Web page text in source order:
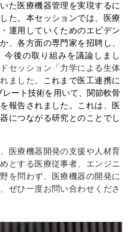
た医療機器管理を実現するに
た。本セッションでは、医療
運用していくためのエビデン
、各方面の専門家を招聘し、
後の取り組みを議論しまし
セッション「力学による生体
ました。
これまで医工連携に
レート技術を用いて、関節軟骨
報告されました。これは、医
につながる研究とのことでし
医療機器開発の支援や人材育
とする医療従事者、エンジニ
を問わず、医療機器の開発に
ぜひ一度お問い合わせくださ